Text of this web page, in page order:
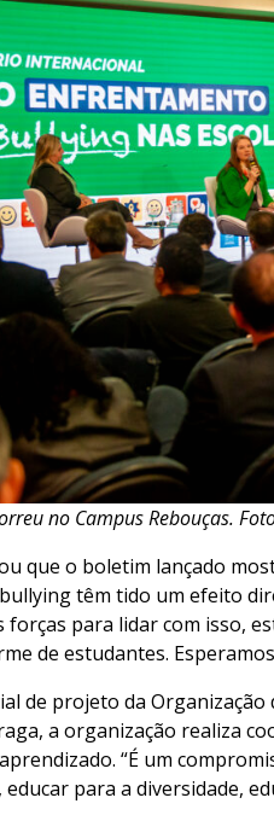
no Campus Rebouças.
que o boletim lançado
têm tido um efeito
para lidar com isso,
de estudantes.
de projeto da
a organização realiza
“É um
para a diversidade,